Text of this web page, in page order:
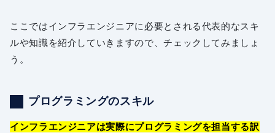
ここではインフラエンジニアに必要とされる代表的なスキ
ルや知識を紹介していきますので、チェックしてみましょ
う。
プログラミングのスキル
インフラエンジニアは実際にプログラミングを担当する訳